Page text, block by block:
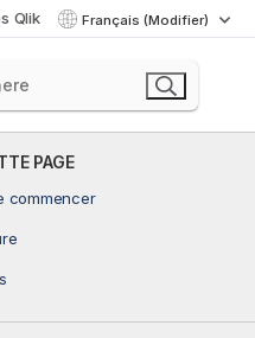
Qlik Français (Modifier)
PAGE
commencer